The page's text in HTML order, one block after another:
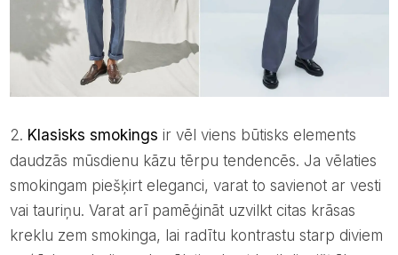
Klasisks smokings ir vēl viens būtisks elements
daudzās mūsdienu kāzu tērpu tendencēs. Ja vēlaties
smokingam piešķirt eleganci, varat to savienot ar vesti
vai tauriņu. Varat arī pamēģināt uzvilkt citas krāsas
kreklu zem smokinga, lai radītu kontrastu starp diviem